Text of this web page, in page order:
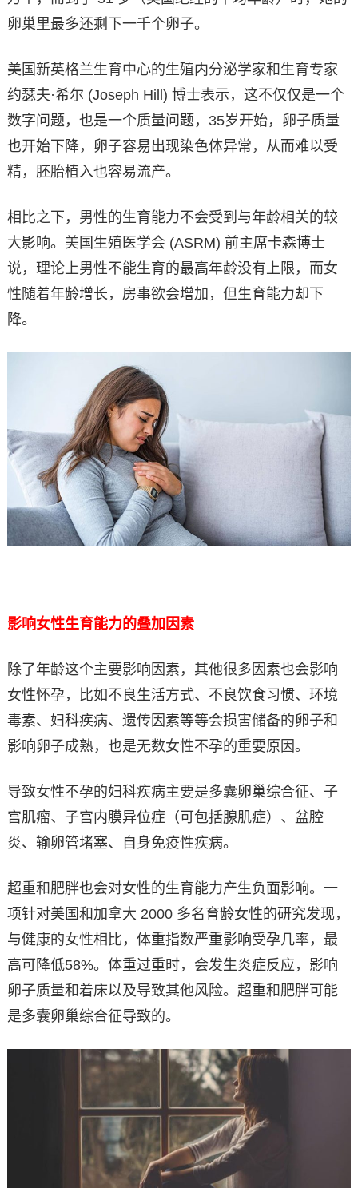
卵巢里最多还剩下一千个卵子。
美国新英格兰生育中心的生殖内分泌学家和生育专家
约瑟夫·希尔 (Joseph Hill) 博士表示，这不仅仅是一个
数字问题，也是一个质量问题，35岁开始，卵子质量
也开始下降，卵子容易出现染色体异常，从而难以受
精，胚胎植入也容易流产。
相比之下，男性的生育能力不会受到与年龄相关的较
大影响。美国生殖医学会 (ASRM) 前主席卡森博士
说，理论上男性不能生育的最高年龄没有上限，而女
性随着年龄增长，房事欲会增加，但生育能力却下
降。
影响女性生育能力的叠加因素
除了年龄这个主要影响因素，其他很多因素也会影响
女性怀孕，比如不良生活方式、不良饮食习惯、环境
毒素、妇科疾病、遗传因素等等会损害储备的卵子和
影响卵子成熟，也是无数女性不孕的重要原因。
导致女性不孕的妇科疾病主要是多囊卵巢综合征、子
宫肌瘤、子宫内膜异位症（可包括腺肌症）、盆腔
炎、输卵管堵塞、自身免疫性疾病。
超重和肥胖也会对女性的生育能力产生负面影响。一
项针对美国和加拿大 2000 多名育龄女性的研究发现，
与健康的女性相比，体重指数严重影响受孕几率，最
高可降低58%。体重过重时，会发生炎症反应，影响
卵子质量和着床以及导致其他风险。超重和肥胖可能
是多囊卵巢综合征导致的。